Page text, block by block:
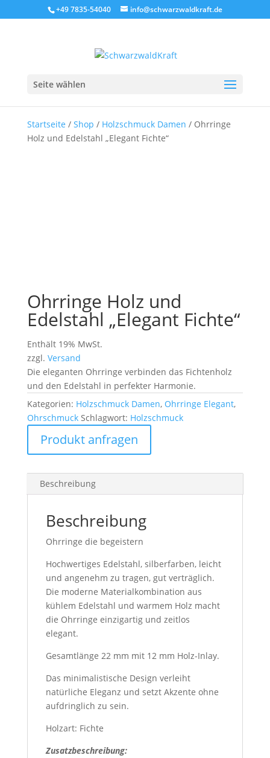
+49 7835-54040 info@schwarzwaldkraft.de
Seite wählen
Startseite / Shop / Holzschmuck Damen / Ohrringe
Holz und Edelstahl „Elegant Fichte“
Ohrringe Holz und
Edelstahl „Elegant Fichte“
Enthält 19% MwSt.
zzgl. Versand
Die eleganten Ohrringe verbinden das Fichtenholz
und den Edelstahl in perfekter Harmonie.
Kategorien: Holzschmuck Damen, Ohrringe Elegant,
Ohrschmuck Schlagwort: Holzschmuck
Produkt anfragen
Beschreibung
Beschreibung
Ohrringe die begeistern
Hochwertiges Edelstahl, silberfarben, leicht
und angenehm zu tragen, gut verträglich.
Die moderne Materialkombination aus
kühlem Edelstahl und warmem Holz macht
die Ohrringe einzigartig und zeitlos
elegant.
Gesamtlänge 22 mm mit 12 mm Holz-Inlay.
Das minimalistische Design verleiht
natürliche Eleganz und setzt Akzente ohne
aufdringlich zu sein.
Holzart: Fichte
Zusatzbeschreibung: